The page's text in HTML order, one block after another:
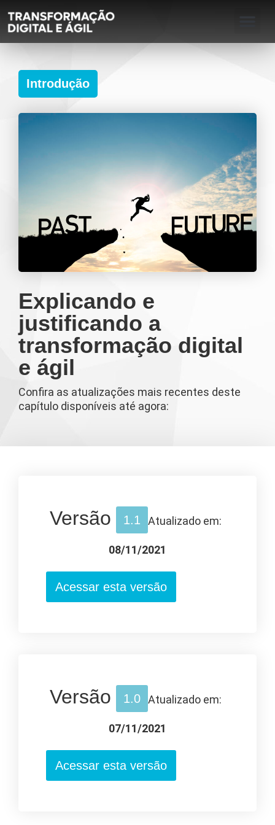
Introdução
Explicando e
justificando a
transformação digital
e ágil
Confira as atualizações mais recentes deste
capítulo disponíveis até agora:
Versão 1.1 Atualizado em:
08/11/2021
Acessar esta versão
Versão 1.0 Atualizado em:
07/11/2021
Acessar esta versão